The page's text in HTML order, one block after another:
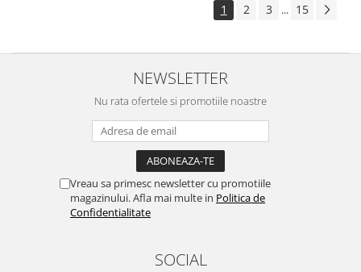
1 2 3 ... 15
NEWSLETTER
Nu rata ofertele si promotiile noastre
Vreau sa primesc newsletter cu promotiile
magazinului. Afla mai multe in Politica de
Confidentialitate
SOCIAL